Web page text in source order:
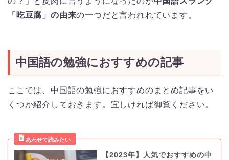
「吃豆腐」の由来の一つだと言われれています。
中国語の勉強におすすめの記事
ここでは、中国語の勉強におすすめのまとめ記事をい
くつか紹介しておきます。宜しければ御覧ください。
【2023年】人気でおすすめの中